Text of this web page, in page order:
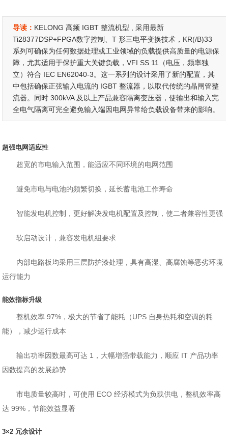
导读： KELONG 高频 IGBT 整流机型 , 采用最新
Ti28377DSP+FPGA数字控制、T 形三电平变换技术，KR(/B)33
系列可确保为任何数据处理或工业领域的负载提供高质量的电源保
障，尤其适用于保护重大关键负载，VFI SS 11（电压，频率独
立）符合 IEC EN62040-3。这一系列的设计采用了新的配置，其
中包括确保正弦输入电流的 IGBT 整流器，以取代传统的晶闸管整
流器。同时 300kVA 及以上产品兼容隔离变压器，使输出和输入完
全电气隔离可完全避免输入端因电网异常给负载设备带来的影响。
超强电网适应性
超宽的市电输入范围，能适应不同环境的电网范围
避免市电与电池的频繁切换，延长蓄电池工作寿命
智能发电机控制，更好解决发电机配置及控制，使二者兼容性更强
软启动设计，兼容发电机组要求
内部电路板均采用三层防护漆处理，具有高湿、高腐蚀等恶劣环境
运行能力
能效指标升级
整机效率 97%，极大的节省了能耗（UPS 自身热耗和空调的耗
能），减少运行成本
输出功率因数最高可达 1，大幅增强带载能力，顺应 IT 产品功率
因数提高的发展趋势
市电质量较高时，可使用 ECO 经济模式为负载供电，整机效率高
达 99%，节能效益显著
3×2 冗余设计